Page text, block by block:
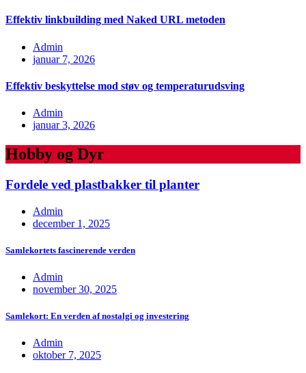
Effektiv linkbuilding med Naked URL metoden
Admin
januar 7, 2026
Effektiv beskyttelse mod støv og temperaturudsving
Admin
januar 3, 2026
Hobby og Dyr
Fordele ved plastbakker til planter
Admin
december 1, 2025
Samlekortets fascinerende verden
Admin
november 30, 2025
Samlekort: En verden af nostalgi og investering
Admin
oktober 7, 2025